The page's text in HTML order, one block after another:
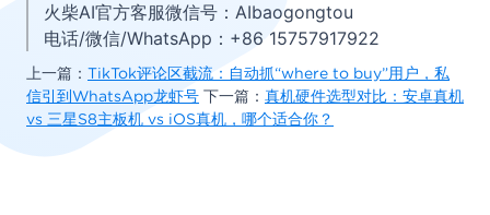
火柴AI官方客服微信号：AIbaogongtou
电话/微信/WhatsApp：+86 15757917922
上一篇： TikTok评论区截流：自动抓“where to buy”用户，私
信引到WhatsApp龙虾号 下一篇： 真机硬件选型对比：安卓真机
vs 三星S8主板机 vs iOS真机，哪个适合你？